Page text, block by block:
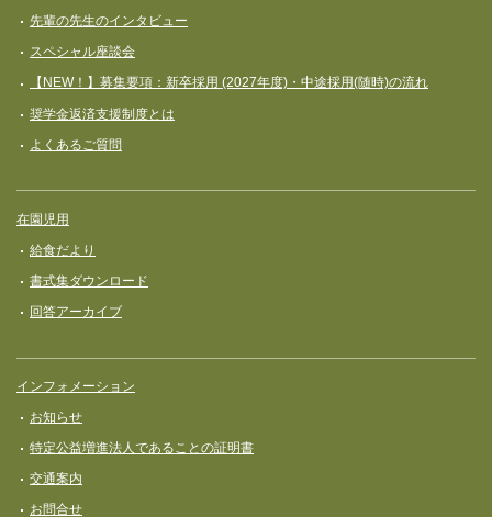
先輩の先生のインタビュー
スペシャル座談会
【NEW！】募集要項：新卒採用 (2027年度)・中途採用(随時)の流れ
奨学⾦返済⽀援制度とは
よくあるご質問
在園児用
給食だより
書式集ダウンロード
回答アーカイブ
インフォメーション
お知らせ
特定公益増進法人であることの証明書
交通案内
お問合せ